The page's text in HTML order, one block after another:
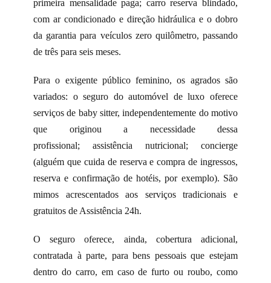
primeira mensalidade paga; carro reserva blindado,
com ar condicionado e direção hidráulica e o dobro
da garantia para veículos zero quilômetro, passando
de três para seis meses.
Para o exigente público feminino, os agrados são
variados: o seguro do automóvel de luxo oferece
serviços de baby sitter, independentemente do motivo
que originou a necessidade dessa
profissional; assistência nutricional; concierge
(alguém que cuida de reserva e compra de ingressos,
reserva e confirmação de hotéis, por exemplo). São
mimos acrescentados aos serviços tradicionais e
gratuitos de Assistência 24h.
O seguro oferece, ainda, cobertura adicional,
contratada à parte, para bens pessoais que estejam
dentro do carro, em caso de furto ou roubo, como